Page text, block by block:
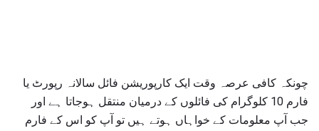
چونکہ کافی عرصہ وقت ایک کارپوریشن فائل سالانہ رپورٹ یا
فارم 10 کلوگرام کی فائلوں کے درمیان منتقل ہوجاتا ہے اور
جب آپ معلومات کے خواہاں ہوتے ہیں تو آپ کو اس کے فارم